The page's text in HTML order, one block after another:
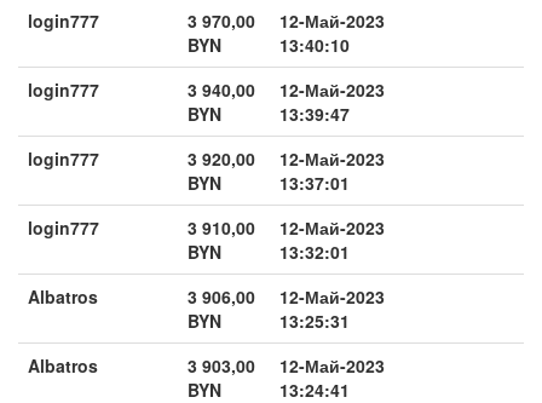
login777
3 970,00
BYN
12-Май-2023
13:40:10
login777
3 940,00
BYN
12-Май-2023
13:39:47
login777
3 920,00
BYN
12-Май-2023
13:37:01
login777
3 910,00
BYN
12-Май-2023
13:32:01
Albatros
3 906,00
BYN
12-Май-2023
13:25:31
Albatros
3 903,00
BYN
12-Май-2023
13:24:41